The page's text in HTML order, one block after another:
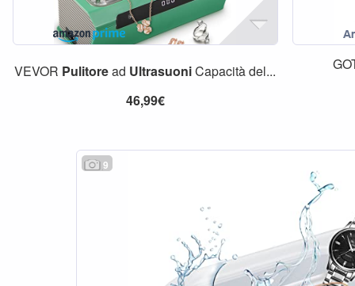
VEVOR Pulitoread UltrasuoniCapacità del...
46,99€
9